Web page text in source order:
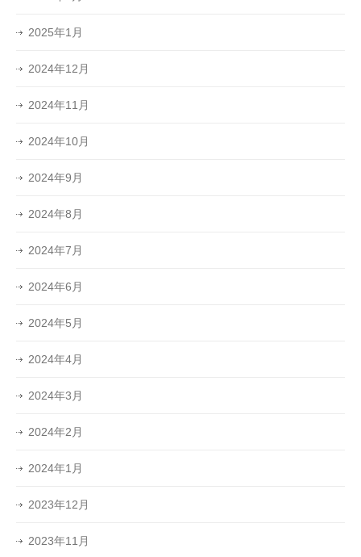
2025年1月
2024年12月
2024年11月
2024年10月
2024年9月
2024年8月
2024年7月
2024年6月
2024年5月
2024年4月
2024年3月
2024年2月
2024年1月
2023年12月
2023年11月